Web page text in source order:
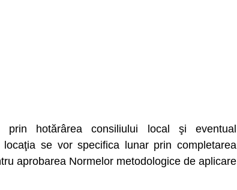
hotărârea consiliului local şi eventual
se vor specifica lunar prin completarea
aprobarea Normelor metodologice de aplicare